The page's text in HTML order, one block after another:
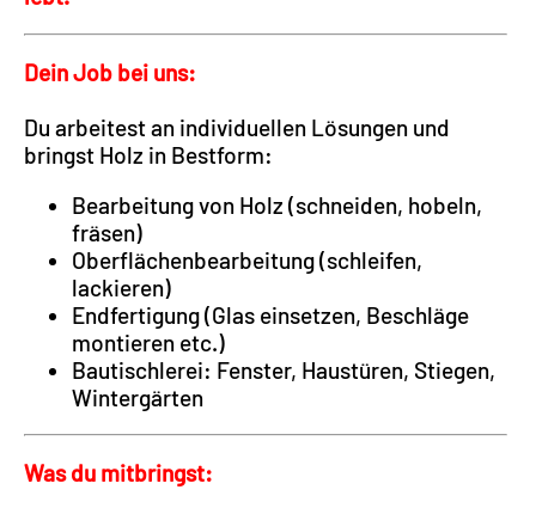
Dein Job bei uns:
Du arbeitest an individuellen Lösungen und
bringst Holz in Bestform:
Bearbeitung von Holz (schneiden, hobeln,
fräsen)
Oberflächenbearbeitung (schleifen,
lackieren)
Endfertigung (Glas einsetzen, Beschläge
montieren etc.)
Bautischlerei: Fenster, Haustüren, Stiegen,
Wintergärten
Was du mitbringst: